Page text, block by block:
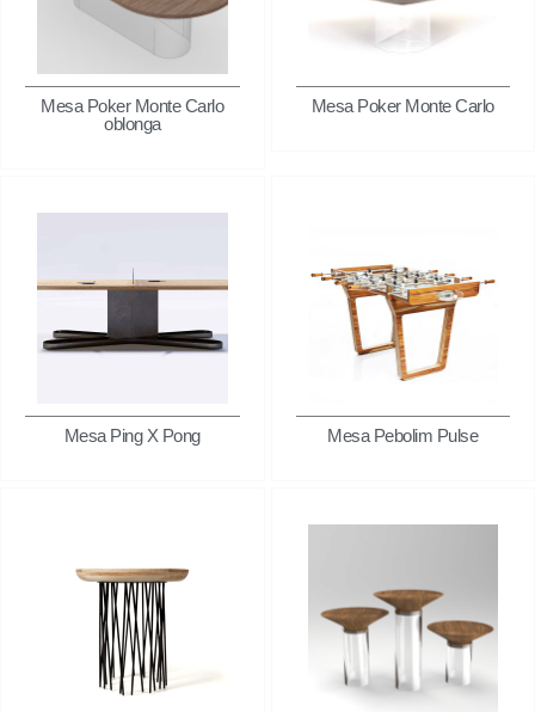
Mesa Poker Monte Carlo
oblonga
Mesa Poker Monte Carlo
Mesa Ping X Pong Mesa Pebolim Pulse